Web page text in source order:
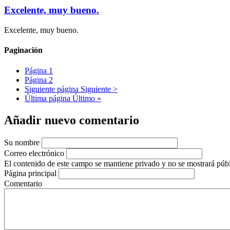
Excelente, muy bueno.
Excelente, muy bueno.
Paginación
Página 1
Página 2
Siguiente página Siguiente >
Última página Último »
Añadir nuevo comentario
Su nombre
Correo electrónico
El contenido de este campo se mantiene privado y no se mostrará
Página principal
Comentario